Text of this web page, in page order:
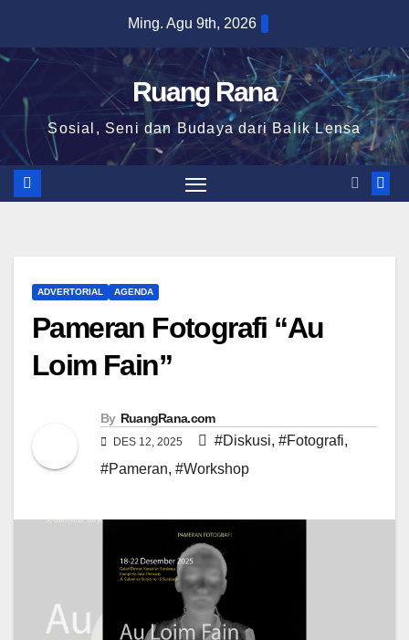
content
Ming. Agu 9th, 2026
Ruang Rana
Sosial, Seni dan Budaya dari Balik Lensa
ADVERTORIAL AGENDA
Pameran Fotografi “Au
Loim Fain”
By RuangRana.com
DES 12, 2025 #Diskusi, #Fotografi,
#Pameran, #Workshop